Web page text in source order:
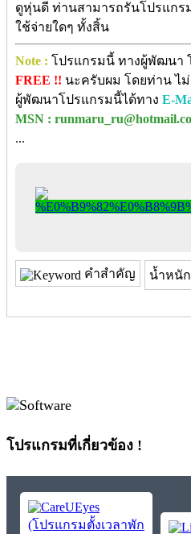
ดูหุ่นดี ท่านสามารถรันโปรแกรม
ใช้จ่ายใดๆ ทั้งสิ้น
Note : โปรแกรมนี้ ทางผู้พัฒนา โ
FREE !! นะครับผม โดยท่าน ไ
ผู้พัฒนาโปรแกรมนี้ได้ทาง E-
MSN :
...
คำสำคัญ น้ำหนัก
โปรแกรมที่เกี่ยวข้อง !